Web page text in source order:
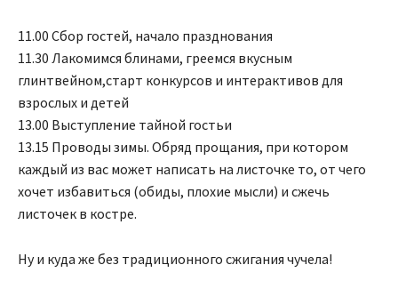
11.00 Сбор гостей, начало празднования
11.30 Лакомимся блинами, греемся вкусным
глинтвейном,старт конкурсов и интерактивов для
взрослых и детей
13.00 Выступление тайной гостьи
13.15 Проводы зимы. Обряд прощания, при котором
каждый из вас может написать на листочке то, от чего
хочет избавиться (обиды, плохие мысли) и сжечь
листочек в костре.
Ну и куда же без традиционного сжигания чучела!